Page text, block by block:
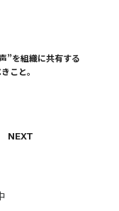
”を組織に共有する
こと。
NEXT